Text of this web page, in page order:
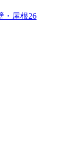
・屋根26